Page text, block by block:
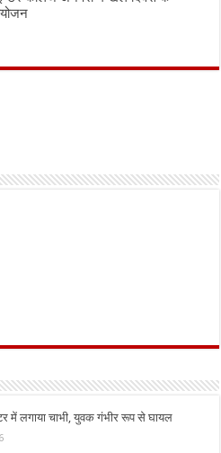
में लगाया चाभी, युवक गंभीर रूप से घायल